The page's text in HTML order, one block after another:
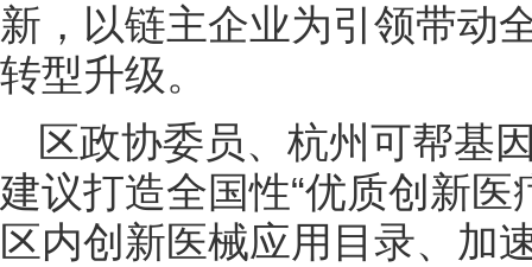
新，以链主企业为引领带动
转型升级。
区政协委员、杭州可帮基
建议打造全国性“优质创新
区内创新医械应用目录、加